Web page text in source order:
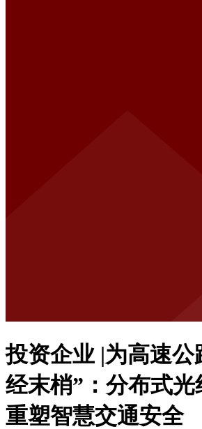
投资企业 |为高速公
经末梢”：分布式
重塑智慧交通安全